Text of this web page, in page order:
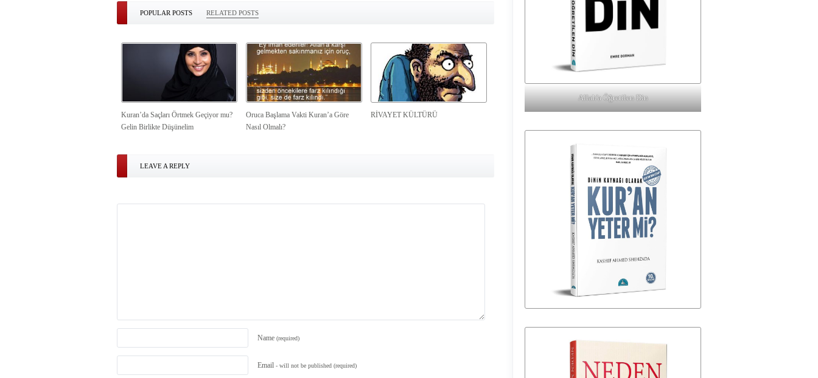
POPULAR POSTS RELATED POSTS
Kuran’da Saçları Örtmek Geçiyor mu?
Gelin Birlikte Düşünelim
Oruca Başlama Vakti Kuran’a Göre
Nasıl Olmalı?
RİVAYET KÜLTÜRÜ
LEAVE A REPLY
Name (required)
Email - will not be published (required)
Allah'a Öğretilen Din